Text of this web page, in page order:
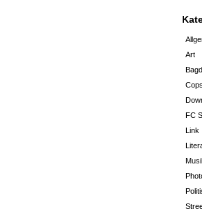
Art
Cops
FC
Link